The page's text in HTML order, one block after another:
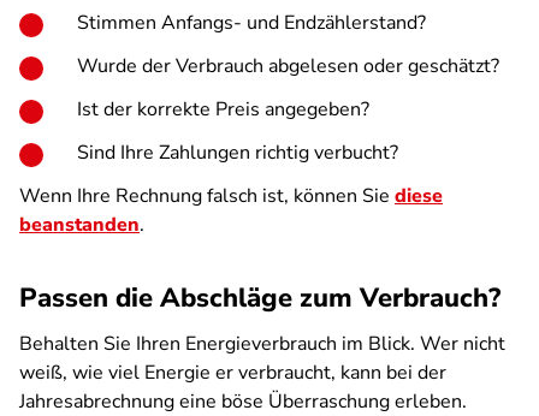
Stimmen Anfangs- und Endzählerstand?
Wurde der Verbrauch abgelesen oder geschätzt?
Ist der korrekte Preis angegeben?
Sind Ihre Zahlungen richtig verbucht?
Wenn Ihre Rechnung falsch ist, können Sie diese
beanstanden.
Passen die Abschläge zum Verbrauch?
Behalten Sie Ihren Energieverbrauch im Blick. Wer nicht
weiß, wie viel Energie er verbraucht, kann bei der
Jahresabrechnung eine böse Überraschung erleben.